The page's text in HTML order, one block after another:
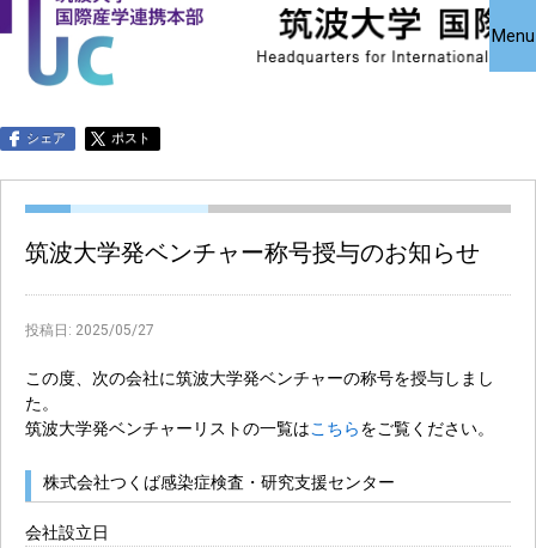
Menu
Close
国際産学連携
本部について
国際産学連携
本部公募事業
共同研究受
究・知的財
シェア ポスト
筑波大学発ベンチャー称号授与のお知らせ
投稿日: 2025/05/27
この度、次の会社に筑波大学発ベンチャーの称号を授与しまし
た。
筑波大学発ベンチャーリストの一覧はこちらをご覧ください。
株式会社つくば感染症検査・研究支援センター
会社設立日